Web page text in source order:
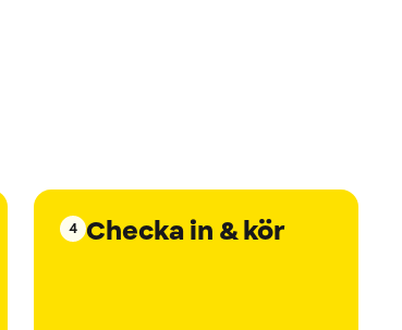
4 Checka in & kör